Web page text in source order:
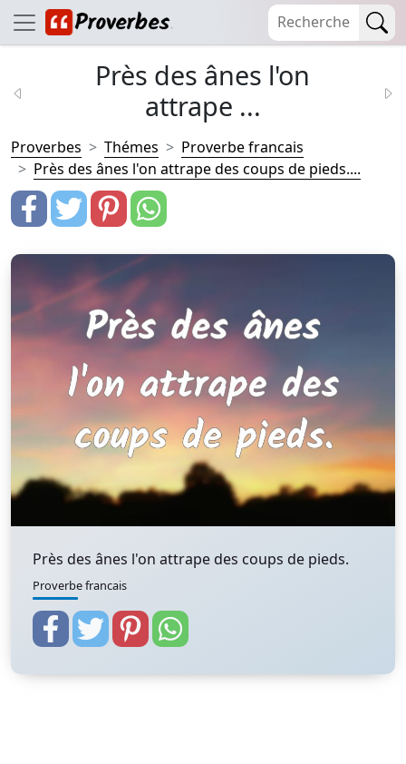
Près des ânes l'on
attrape ...
Proverbes Thémes
Proverbe francais
Près des ânes l'on attrape des coups de pieds....
Près des ânes l'on attrape des coups de pieds.
Proverbe francais